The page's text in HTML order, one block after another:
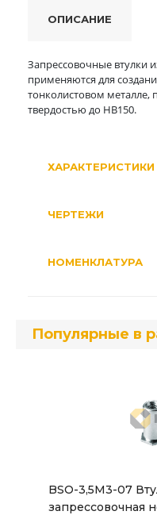
ОПИСАНИЕ
Запрессовочные втулки
применяются для
тонколистовом
твердостью до HB150.
ХАРАКТЕРИСТИКИ
ЧЕРТЕЖИ
НОМЕНКЛАТУРА
Популярные в
BSO-3,5M3-07
запрессовочная